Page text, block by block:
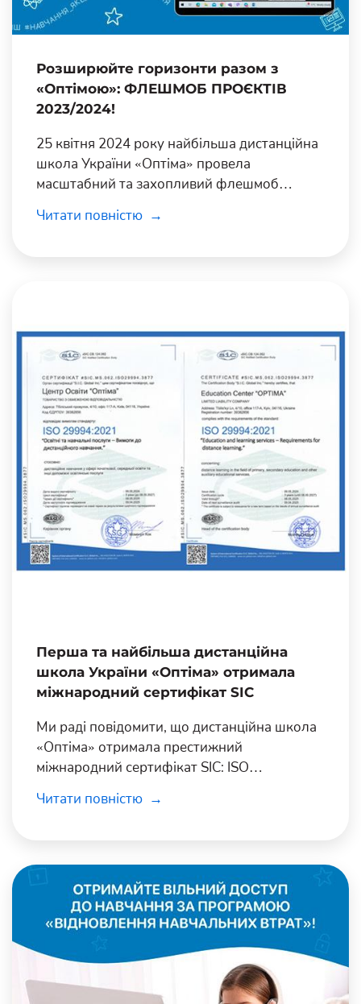
Розширюйте горизонти разом з
«Оптімою»: ФЛЕШМОБ ПРОЄКТІВ
2023/2024!
25 квітня 2024 року найбільша дистанційна
школа України «Оптіма» провела
масштабний та захопливий флешмоб
Читати повністю
Перша та найбільша дистанційна
школа України «Оптіма» отримала
міжнародний сертифікат SIC
Ми раді повідомити, що дистанційна школа
«Оптіма» отримала престижний
міжнародний сертифікат SIC: ISO
Вимоги до дистанційного навчання».
Читати повністю